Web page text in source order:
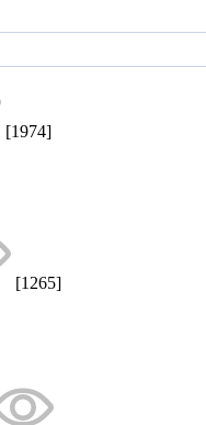
[1974]
[1265]